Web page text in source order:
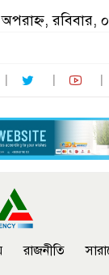
রবিবার,
রাজনীতি